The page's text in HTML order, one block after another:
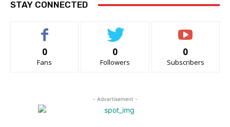
STAY CONNECTED
0
Fans
0
Followers
0
Subscribers
- Advertisement -